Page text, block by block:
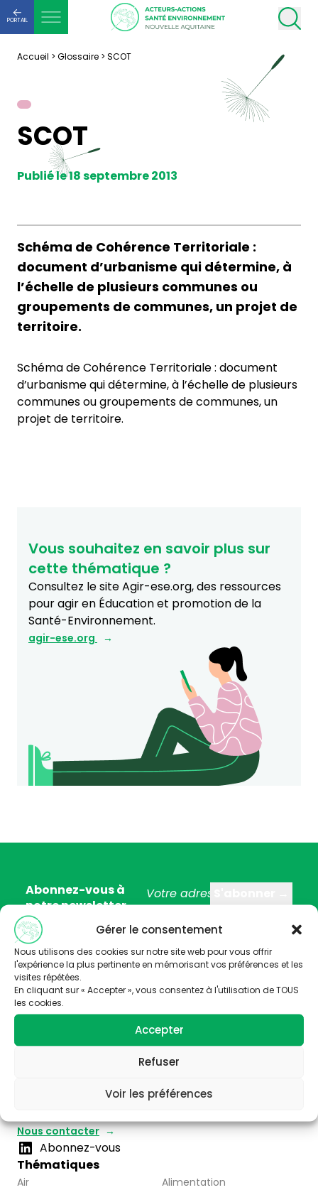
Gérer le consentement
Nous utilisons des cookies sur notre site web pour vous offrir
l'expérience la plus pertinente en mémorisant vos préférences et les
visites répétées.
En cliquant sur « Accepter », vous consentez à l'utilisation de TOUS
les cookies.
Accepter
Refuser
Voir les préférences
PORTAIL
Accueil > Glossaire > SCOT
SCOT
Publié le 18 septembre 2013
Schéma de Cohérence Territoriale :
document d’urbanisme qui détermine, à
l’échelle de plusieurs communes ou
groupements de communes, un projet de
territoire.
Schéma de Cohérence Territoriale : document
d’urbanisme qui détermine, à l’échelle de plusieurs
communes ou groupements de communes, un
projet de territoire.
Vous souhaitez en savoir plus sur
cette thématique ?
Consultez le site Agir-ese.org, des ressources
pour agir en Éducation et promotion de la
Santé-Environnement.
agir-ese.org
Abonnez-vous à
notre newsletter
– valoriser la thématique santé-environnement
– faire connaître les acteurs de Nouvelle Aquitaine
– Partager l’information disponible à travers la
publication d’articles, de vidéos et de ressources
Nous contacter
Abonnez-vous
Thématiques
Air
Alimentation